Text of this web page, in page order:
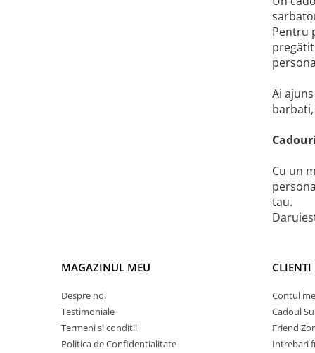
Pentru
Ai
Cu un
tau.
MAGAZINUL MEU
Despre noi
Testimoniale
Termeni si conditii
Politica de Confidentialitate
CLIENTI
Contul
Cadoul
Friend
Intrebari